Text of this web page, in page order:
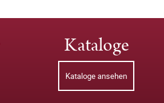
Kataloge
Kataloge ansehen